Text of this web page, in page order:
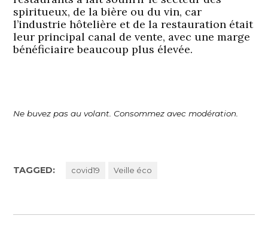
spiritueux, de la bière ou du vin, car
l’industrie hôtelière et de la restauration était
leur principal canal de vente, avec une marge
bénéficiaire beaucoup plus élevée.
Ne buvez pas au volant. Consommez avec modération.
TAGGED: covid19 Veille éco